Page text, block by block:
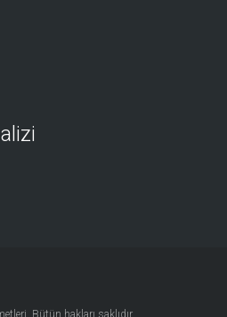
. Bütün hakları saklıdır.